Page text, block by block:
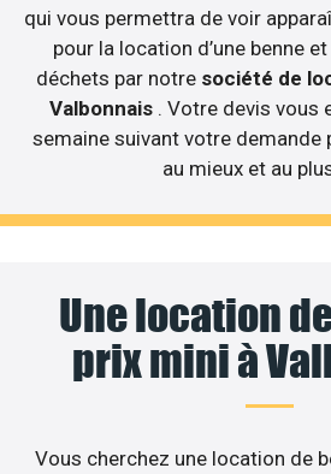
qui vous permettra de voir
pour la location d’une benne
déchets par notre société de
Valbonnais . Votre devis vous
semaine suivant votre
au mieux et au
Une location
prix mini à
Vous cherchez une location de